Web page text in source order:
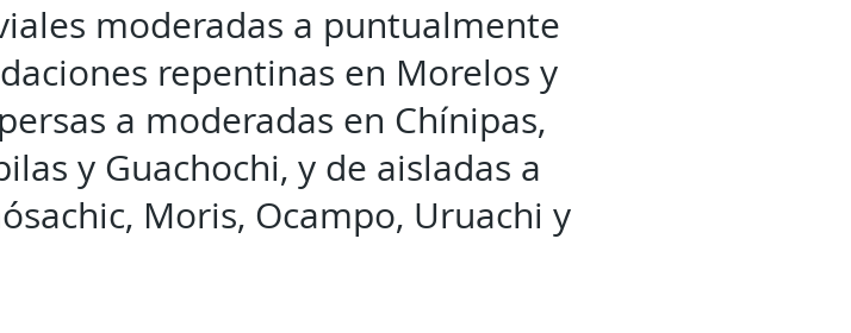
moderadas a puntualmente
repentinas en Morelos y
a moderadas en Chínipas,
y Guachochi, y de aisladas a
Moris, Ocampo, Uruachi y